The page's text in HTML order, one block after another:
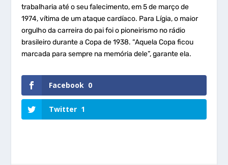
trabalharia até o seu falecimento, em 5 de março de
1974, vítima de um ataque cardíaco. Para Lígia, o maior
orgulho da carreira do pai foi o pioneirismo no rádio
brasileiro durante a Copa de 1938. “Aquela Copa ficou
marcada para sempre na memória dele”, garante ela.
Facebook 0
Twitter 1